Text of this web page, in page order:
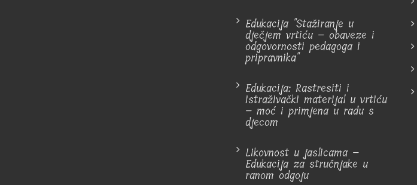
Edukacija "Stažiranje u
dječjem vrtiću – obaveze i
odgovornosti pedagoga i
pripravnika"
Edukacija: Rastresiti i
istraživački materijal u vrtiću
– moć i primjena u radu s
djecom
Likovnost u jaslicama –
Edukacija za stručnjake u
ranom odgoju